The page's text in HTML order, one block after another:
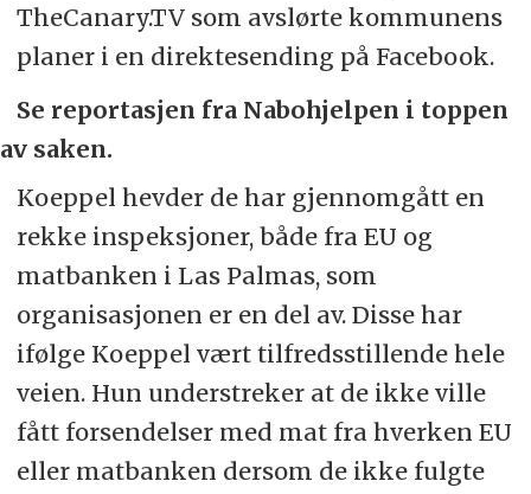
TheCanary.TV som avslørte kommunens
planer i en direktesending på Facebook.
Se reportasjen fra Nabohjelpen i toppen
av saken.
Koeppel hevder de har gjennomgått en
rekke inspeksjoner, både fra EU og
matbanken i Las Palmas, som
organisasjonen er en del av. Disse har
ifølge Koeppel vært tilfredsstillende hele
veien. Hun understreker at de ikke ville
fått forsendelser med mat fra hverken EU
eller matbanken dersom de ikke fulgte